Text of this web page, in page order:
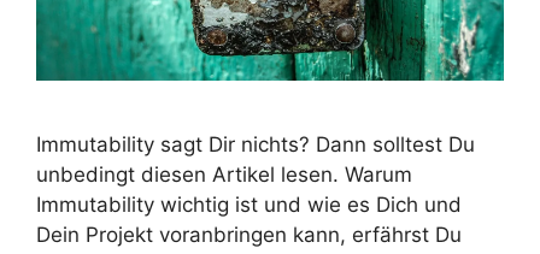
Immutability sagt Dir nichts? Dann solltest Du
unbedingt diesen Artikel lesen. Warum
Immutability wichtig ist und wie es Dich und
Dein Projekt voranbringen kann, erfährst Du